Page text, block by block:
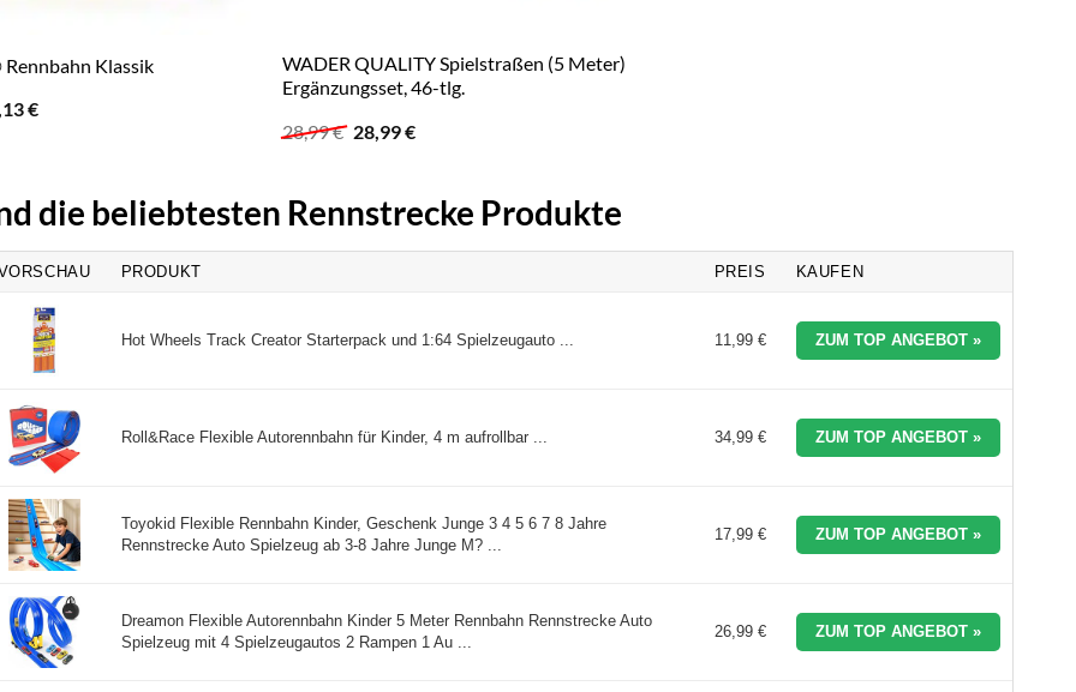
Klassik
€Aktueller
WADER QUALITY Spielstraßen (5 Meter)
Ergänzungsset, 46-tlg.
28,99€ Ursprünglicher
Preis
28,99€Aktueller
die beliebtesten Rennstrecke Produkte
PRODUKT PREIS KAUFEN
Hot Wheels Track Creator Starterpack und 1:64 Spielzeugauto ... 11,99 € ZUM TOP ANGEBOT »
Roll&Race Flexible Autorennbahn für Kinder, 4 m aufrollbar ... 34,99 € ZUM TOP ANGEBOT »
Toyokid Flexible Rennbahn Kinder, Geschenk Junge 3 4 5 6 7 8 Jahre
Rennstrecke Auto Spielzeug ab 3-8 Jahre Junge M? ...
17,99 € ZUM TOP ANGEBOT »
Dreamon Flexible Autorennbahn Kinder 5 Meter Rennbahn Rennstrecke Auto
Spielzeug mit 4 Spielzeugautos 2 Rampen 1 Au ...
26,99 € ZUM TOP ANGEBOT »